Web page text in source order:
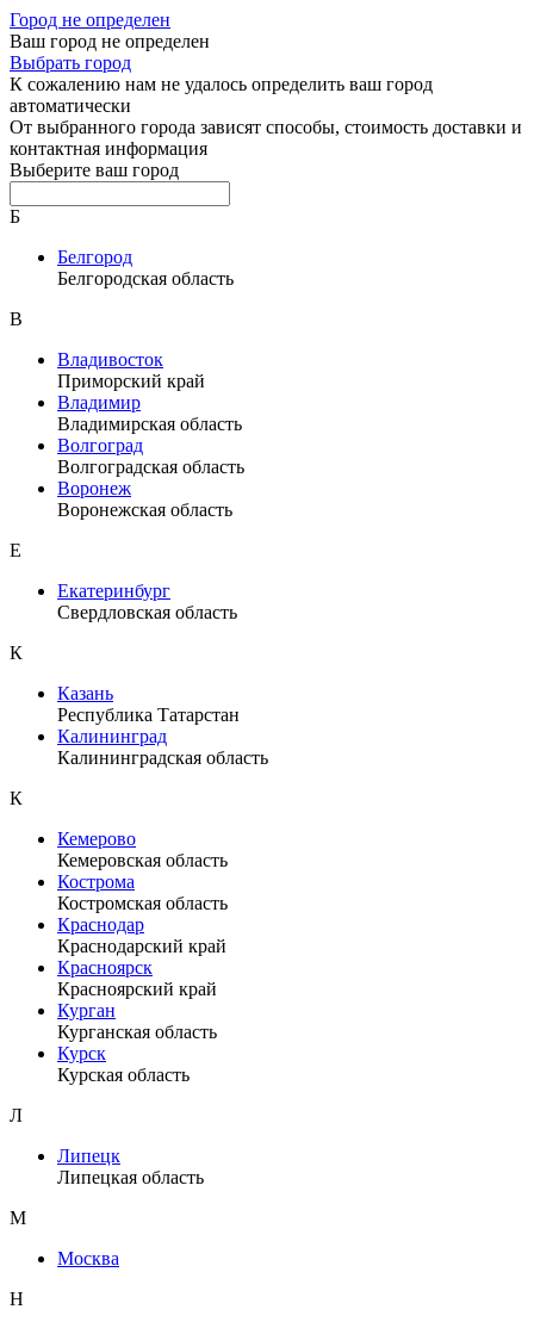
Город не определен
Ваш город не определен
Выбрать город
К сожалению нам не удалось определить ваш город
автоматически
От выбранного города зависят способы, стоимость доставки и
контактная информация
Выберите ваш город
Б
Белгород
Белгородская область
В
Владивосток
Приморский край
Владимир
Владимирская область
Волгоград
Волгоградская область
Воронеж
Воронежская область
Е
Екатеринбург
Свердловская область
К
Казань
Республика Татарстан
Калининград
Калининградская область
К
Кемерово
Кемеровская область
Кострома
Костромская область
Краснодар
Краснодарский край
Красноярск
Красноярский край
Курган
Курганская область
Курск
Курская область
Л
Липецк
Липецкая область
М
Москва
Н